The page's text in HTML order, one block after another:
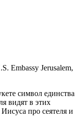
Embassy Jerusalem,
символ единства
видят в этих
про сеятеля и